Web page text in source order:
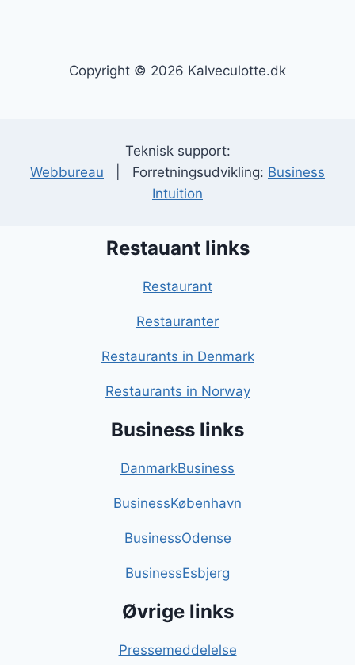
Copyright © 2026 Kalveculotte.dk
Teknisk support:
Webbureau | Forretningsudvikling: Business
Intuition
Restauant links
Restaurant
Restauranter
Restaurants in Denmark
Restaurants in Norway
Business links
DanmarkBusiness
BusinessKøbenhavn
BusinessOdense
BusinessEsbjerg
Øvrige links
Pressemeddelelse